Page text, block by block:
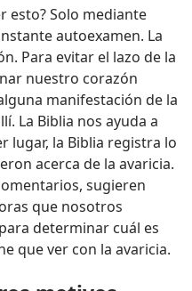
esto? Solo mediante
autoexamen. La
Para evitar el lazo de la
nuestro corazón
manifestación de la
La Biblia nos ayuda a
lugar, la Biblia registra lo
acerca de la avaricia.
sugieren
que nosotros
determinar cuál es
que ver con la avaricia.